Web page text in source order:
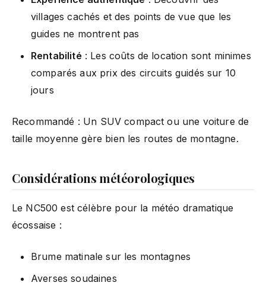
villages cachés et des points de vue que les
guides ne montrent pas
Rentabilité : Les coûts de location sont minimes
comparés aux prix des circuits guidés sur 10
jours
Recommandé : Un SUV compact ou une voiture de
taille moyenne gère bien les routes de montagne.
Considérations météorologiques
Le NC500 est célèbre pour la météo dramatique
écossaise :
Brume matinale sur les montagnes
Averses soudaines